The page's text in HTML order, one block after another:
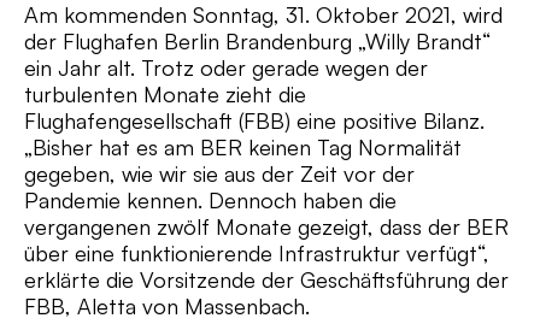
Am kommenden Sonntag, 31. Oktober 2021, wird
der Flughafen Berlin Brandenburg „Willy Brandt“
ein Jahr alt. Trotz oder gerade wegen der
turbulenten Monate zieht die
Flughafengesellschaft (FBB) eine positive Bilanz.
„Bisher hat es am BER keinen Tag Normalität
gegeben, wie wir sie aus der Zeit vor der
Pandemie kennen. Dennoch haben die
vergangenen zwölf Monate gezeigt, dass der BER
über eine funktionierende Infrastruktur verfügt“,
erklärte die Vorsitzende der Geschäftsführung der
FBB, Aletta von Massenbach.